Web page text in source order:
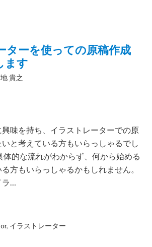
ターを使っての原稿作成
ます
貴之
味を持ち、イラストレーターでの原
と考えている方もいらっしゃるでし
体的な流れがわからず、何から始める
方もいらっしゃるかもしれません。
ラ…
, イラストレーター